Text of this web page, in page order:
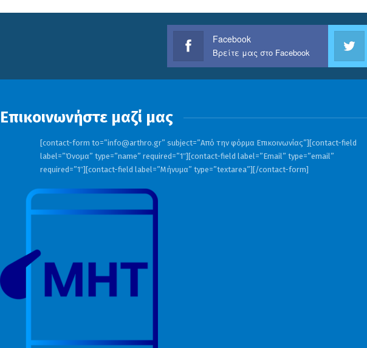
Facebook
Βρείτε μας στο Facebook
Επικοινωνήστε μαζί μας
[contact-form to=”info@arthro.gr” subject=”Από την φόρμα Επικοινωνίας”][contact-field
label=”Όνομα” type=”name” required=”1″][contact-field label=”Email” type=”email”
required=”1″][contact-field label=”Μήνυμα” type=”textarea”][/contact-form]